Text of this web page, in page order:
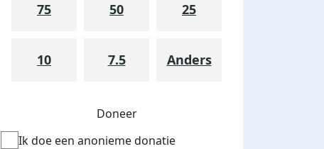
75 50 25
10 7.5 Anders
Doneer
Ik doe een anonieme donatie